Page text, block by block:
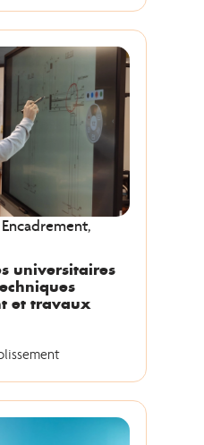
universitaires
et travaux